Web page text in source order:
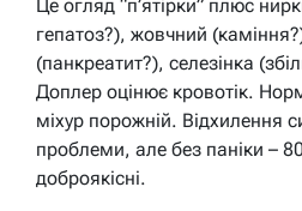
Це огляд “п’ятірки” плюс
гепатоз?), жовчний
(панкреатит?), селезінка
Доплер оцінює кровотік.
міхур порожній. Відхилення
проблеми, але без паніки –
доброякісні.